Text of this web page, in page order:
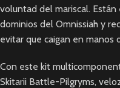
voluntad del mariscal.
dominios del Omnissiah y
evitar que caigan en manos
Con este kit
Skitarii Battle-Pilgryms,